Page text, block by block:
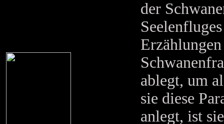
der
ablegt, um
sie diese
anlegt, ist